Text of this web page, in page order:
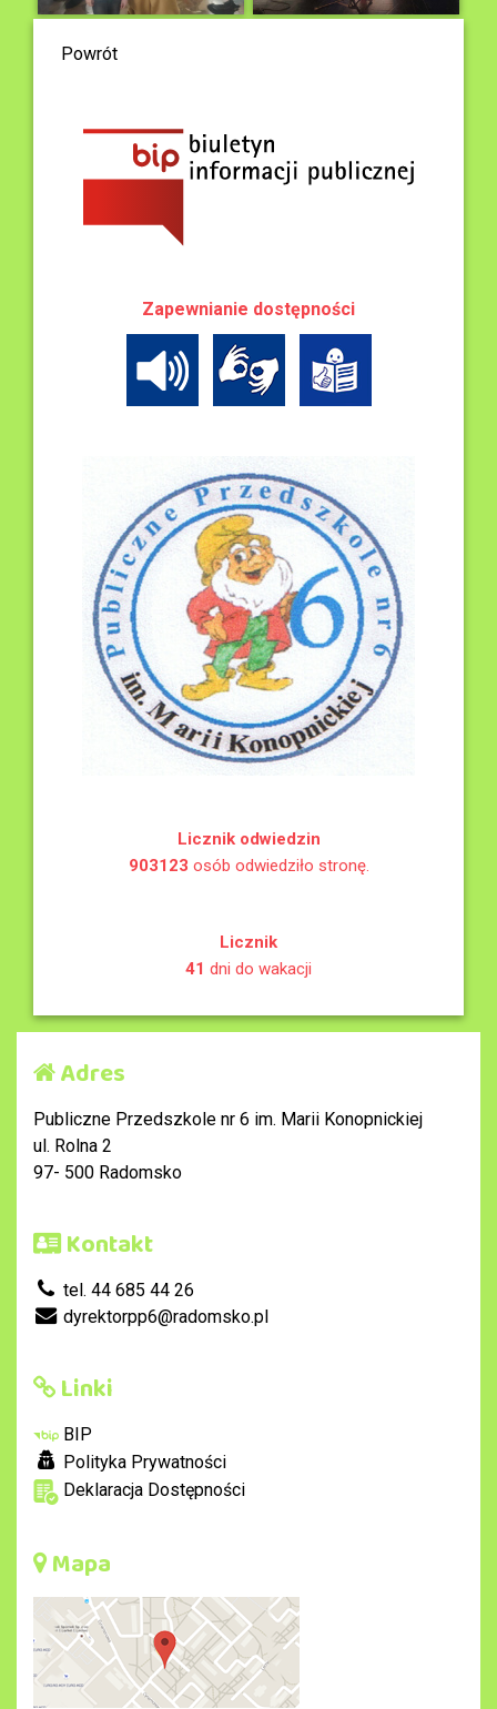
Powrót
Zapewnianie dostępności
Licznik odwiedzin
903123 osób odwiedziło stronę.
Licznik
41 dni do wakacji
Adres
Publiczne Przedszkole nr 6 im. Marii Konopnickiej
ul. Rolna 2
97- 500 Radomsko
Kontakt
tel. 44 685 44 26
dyrektorpp6@radomsko.pl
Linki
BIP
Polityka Prywatności
Deklaracja Dostępności
Mapa